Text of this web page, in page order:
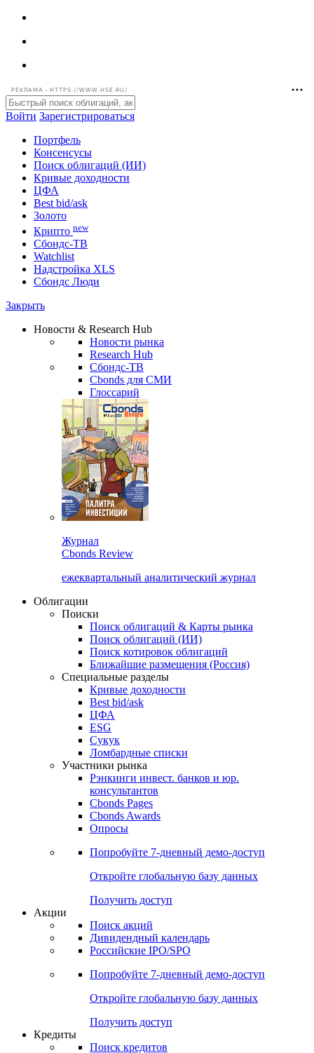
РЕКЛАМА • HTTPS://WWW.HSE.RU/
Войти Зарегистрироваться
Портфель
Консенсусы
Поиск облигаций (ИИ)
Кривые доходности
ЦФА
Best bid/ask
Золото
Крипто new
Watchlist
Сбондс Люди
Новости & Research Hub
Новости рынка
Research Hub
Сбондс-ТВ
Cbonds для СМИ
Глоссарий
Cbonds Review
ежеквартальный аналитический журнал
Облигации
Поиски
Поиск облигаций & Карты рынка
Поиск облигаций (ИИ)
Поиск котировок облигаций
Ближайшие размещения (Россия)
Специальные разделы
Кривые доходности
Best bid/ask
ЦФА
ESG
Сукук
Ломбардные списки
Участники рынка
Рэнкинги инвест. банков и юр.
Cbonds Pages
Опросы
Попробуйте7-дневный
Откройте глобальную базу данных
Получить доступ
Поиск акций
Российские IPO/SPO
Попробуйте7-дневный
Откройте глобальную базу данных